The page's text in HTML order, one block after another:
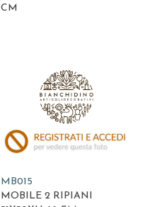
CM
MB015
MOBILE 2 RIPIANI